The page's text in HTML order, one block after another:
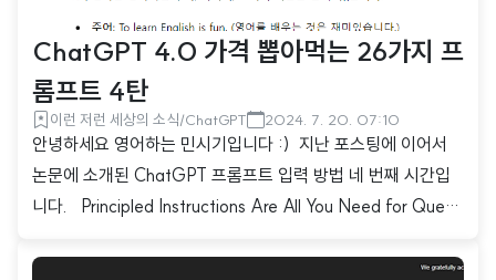
ChatGPT 4.0 가격 뽑아먹는 26가지 프
롬프트 4탄
이런 저런 세상의 소식/ChatGPT 2024. 7. 20. 07:10
안녕하세요 영어하는 민시기입니다 :) 지난 포스팅에 이어서
논문에 소개된 ChatGPT 프롬프트 입력 방법 네 번째 시간입
니다. Principled Instructions Are All You Need for Questi
guiding principles designed to streamline the process of